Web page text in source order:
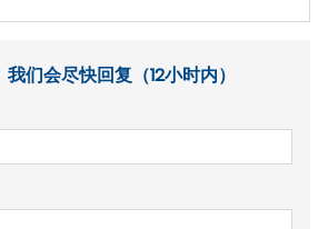
们会尽快回复（12小时内）